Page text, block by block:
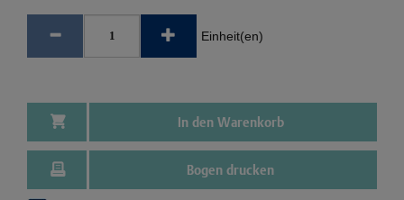
Einheit(en)
In den Warenkorb
Bogen drucken